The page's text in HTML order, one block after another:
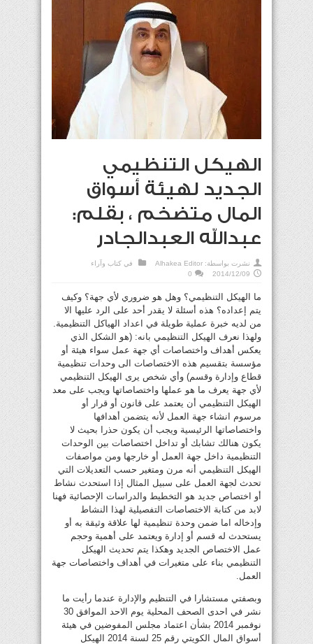
الهيكل التنظيمي
الجديد لهيئة أسواق
المال متضخم ، بقلم:
عبدالله العبدالجادر
نشرت بواسطة: Alhakea Editor في كتاب وآراء
2014/12/09
0
ما الهيكل التنظيمي؟ وهل هو ضروري لأي جهة؟ وكيف
يتم إعداده؟ هذه أسئلة لا يقدر أحد على الرد عليها الا
من لديه خبرة عملية طويلة في اعداد الهياكل التنظيمية.
ولهذا نعرف الهيكل التنظيمي بانه: (هو الشكل الذي
يعكس أهداف واختصاصات أي جهة عمل سواء هيئة أو
مؤسسة بتقسيم هذه الاختصاصات الى وحدات تنظيمية
قطاع وإدارة وقسم) وأي شخص يرى الهيكل التنظيمي
لأي جهة يعرف ما هو عملها واختصاصاتها ويجب على معد
الهيكل التنظيمي أن يعتمد على قانون أو قرار أو
مرسوم انشاء جهة العمل لأنه يتضمن أهدافها
واختصاصاتها الرئيسية ويجب أن يكون حذرا بحيث لا
يكون هنالك تشابك أو تداخل اختصاصات بين الوحدات
التنظيمية داخل جهة العمل أو خارجها ومن مواصفات
الهيكل التنظيمي أنه مرن ومتغير حسب التعديلات التي
تحدث لجهة العمل على سبيل المثال إذا استحدث نشاط
أو اختصاص جديد هو التخطيط والدراسات الإحصائية فهنا
لابد من كتابة الاختصاصات التفصيلية لهذا النشاط
وإدخاله اما ضمن وحدة تنظيمية لها علاقة وثيقة به أو
يستحدث له قسم أو إدارة ويعتمد على أهمية وحجم
عمل الاختصاص الجديد وهكذا يتم تحديث الهيكل
التنظيمي بناء على متغيرات في أهداف واختصاصات جهة
العمل.
وبصفتي مستشارا في التنظيم والإدارة عندما رأيت ما
نشر في احدى الصحف المحلية يوم الاحد الموافق 30
نوفمبر 2014 بشأن اعتماد مجلس المفوضين في هيئة
أسواق المال الكويتي رقم 25 لسنة 2014 الهيكل